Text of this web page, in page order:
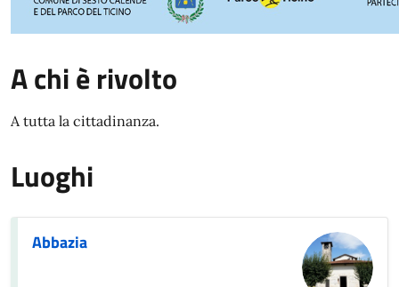
A chi è rivolto
A tutta la cittadinanza.
Luoghi
Abbazia